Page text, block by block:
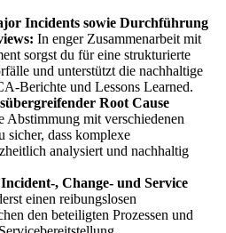
Incidents sowie Durchführung
In enger Zusammenarbeit mit
sorgst du für eine strukturierte
und unterstützt die nachhaltige
Berichte und Lessons Learned.
Root Cause
Abstimmung mit verschiedenen
sicher, dass komplexe
analysiert und nachhaltig
, Change- und Service
einen reibungslosen
den beteiligten Prozessen und